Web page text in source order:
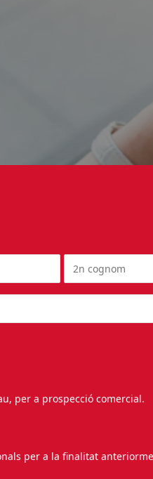
per a prospecció comercial.
per a la finalitat